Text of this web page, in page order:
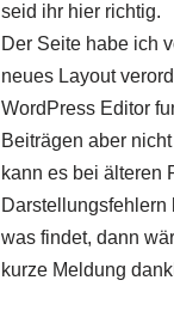
seid ihr hier richtig.
Der Seite habe ich
neues Layout
WordPress Editor
Beiträgen aber
kann es bei älteren
Darstellungsfehlern
was findet, dann
kurze Meldung